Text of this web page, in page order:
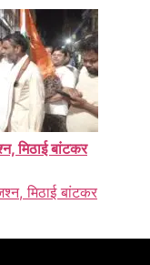
मिठाई बांटकर
मिठाई बांटकर